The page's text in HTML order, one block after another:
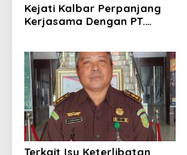
Kejati Kalbar Perpanjang
Kerjasama Dengan PT.
Terkait Isu Keterlibatan